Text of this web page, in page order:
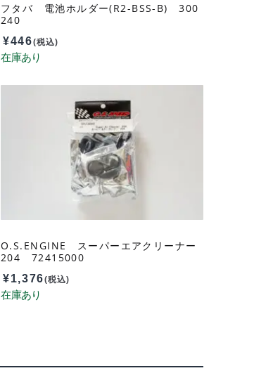
フタバ 電池ホルダー(R2-BSS-B) 300
240
¥446(税込)
O.S.ENGINE スーパーエアクリーナー
204 72415000
¥1,376(税込)